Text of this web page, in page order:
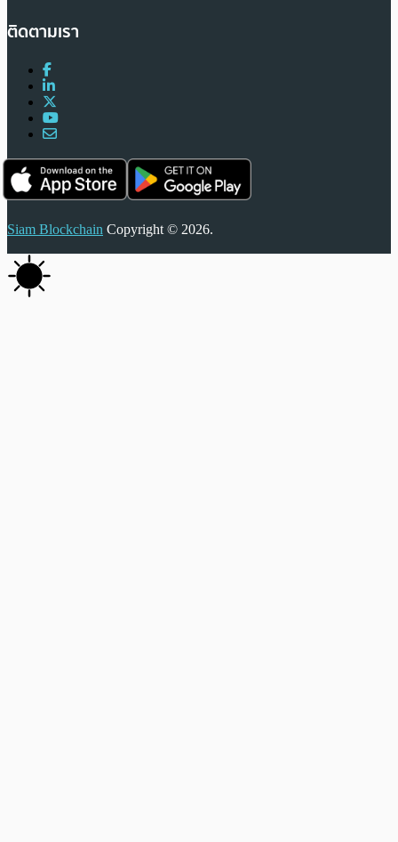
ติดตามเรา
Siam Blockchain Copyright © 2026.